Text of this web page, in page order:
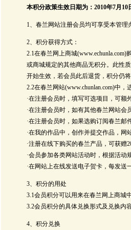
本积分政策生效日期为：2010年7月10
1、春兰网站注册会员均可享受本管理
2、积分获得方式：
2.1在春兰网上商城
或商城规定的其他商品无积分。此性
开始生效，若会员此后退货，积分仍将
2.2在春兰网站(www.chunlan.com)中
·在注册会员时，填写可选项目，可额
·在注册会员时，如有其他春兰网站
·在注册会员时，如果选购订阅春兰邮
·在我的作品中，创作并提交作品，网
·注册在线下购买的春兰产品，可获赠
·会员参加各类网站活动时，根据活
·在网站上在线发送电子贺卡，每发送
3、积分的用处
3.1会员积分可以用来在春兰网上商城
3.2会员积分的具体兑换形式及兑换内
4、积分兑换